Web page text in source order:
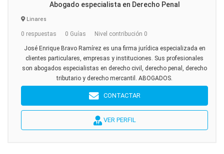
Abogado especialista en Derecho Penal
Linares
0 respuestas 0 Guías Nivel contribución 0
José Enrique Bravo Ramírez es una firma jurídica especializada en
clientes particulares, empresas y instituciones. Sus profesionales
son abogados especialistas en derecho civil, derecho penal, derecho
tributario y derecho mercantil. ABOGADOS.
CONTACTAR
VER PERFIL